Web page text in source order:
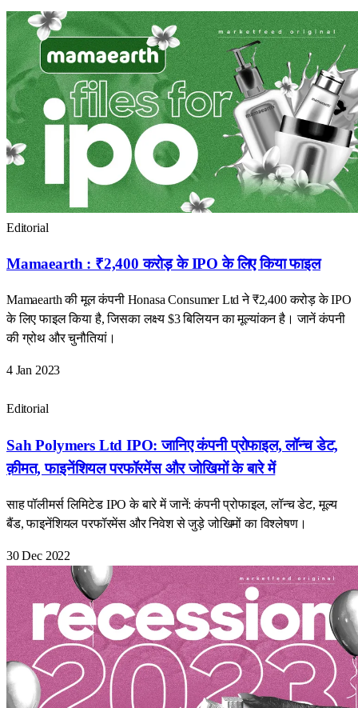
Editorial
Mamaearth : ₹2,400 करोड़ के IPO के लिए किया फाइल
Mamaearth की मूल कंपनी Honasa Consumer Ltd ने ₹2,400 करोड़ के IPO
के लिए फाइल किया है, जिसका लक्ष्य $3 बिलियन का मूल्यांकन है। जानें कंपनी
की ग्रोथ और चुनौतियां।
4 Jan 2023
Editorial
Sah Polymers Ltd IPO: जानिए कंपनी प्रोफाइल, लॉन्च डेट,
क़ीमत, फाइनेंशियल परफॉरमेंस और जोखिमों के बारे में
साह पॉलीमर्स लिमिटेड IPO के बारे में जानें: कंपनी प्रोफाइल, लॉन्च डेट, मूल्य
बैंड, फाइनेंशियल परफॉरमेंस और निवेश से जुड़े जोखिमों का विश्लेषण।
30 Dec 2022